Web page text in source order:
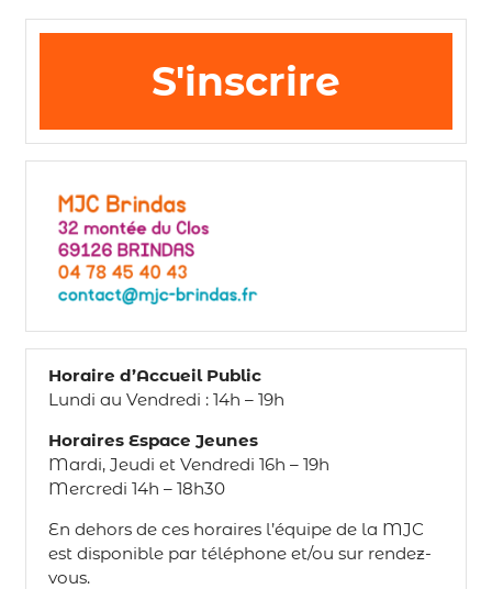
S'inscrire
Horaire d’Accueil Public
Lundi au Vendredi : 14h – 19h
Horaires Espace Jeunes
Mardi, Jeudi et Vendredi 16h – 19h
Mercredi 14h – 18h30
En dehors de ces horaires l’équipe de la MJC
est disponible par téléphone et/ou sur rendez-
vous.